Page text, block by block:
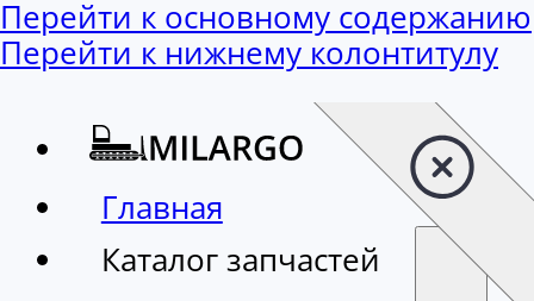
Перейти к основному содержанию
Перейти к нижнему колонтитулу
Главная
Каталог запчастей